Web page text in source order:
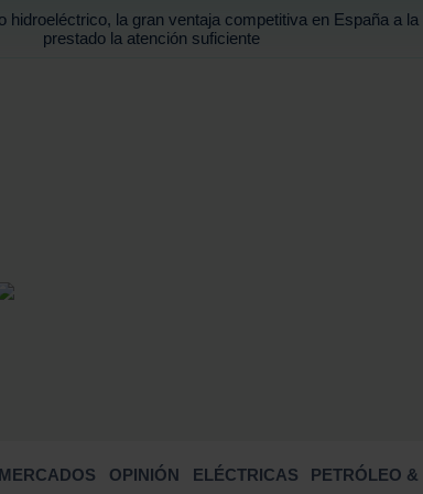
hidroeléctrico, la gran ventaja competitiva en España a la
prestado la atención suficiente
MERCADOS OPINIÓN ELÉCTRICAS PETRÓLEO &
BUSCAR